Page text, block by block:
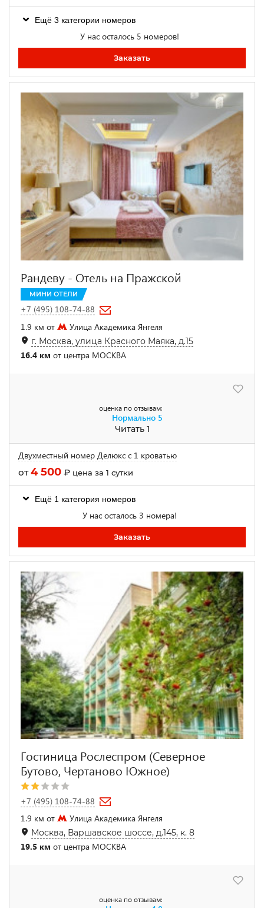
Ещё 3 категории номеров
У нас осталось 5 номеров!
Заказать
Рандеву - Отель на Пражской
МИНИ ОТЕЛИ
+7 (495) 108-74-88
1.9 км от
Улица Академика Янгеля
г. Москва, улица Красного Маяка, д.15
16.4 км от центра МОСКВА
оценка по отзывам:
Нормально 5
Читать 1
Двухместный номер Делюкс с 1 кроватью
от4 500 ₽ цена за 1 сутки
Ещё 1 категория номеров
У нас осталось 3 номера!
Заказать
Гостиница Рослеспром (Северное
Бутово, Чертаново Южное)
+7 (495) 108-74-88
1.9 км от
Улица Академика Янгеля
Москва, Варшавское шоссе, д.145, к. 8
19.5 км от центра МОСКВА
оценка по отзывам: